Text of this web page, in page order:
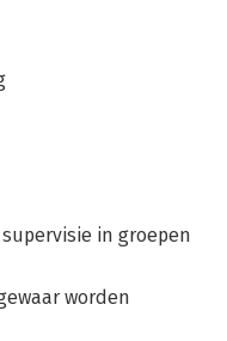
in groepen
worden